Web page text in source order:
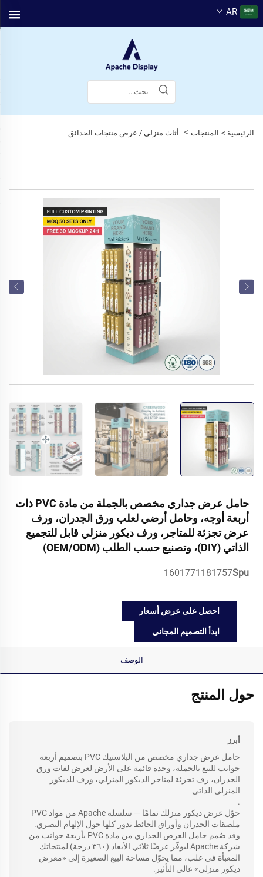
AR
الرئيسية > المنتجات > أثاث منزلي / عرض منتجات الحدائق
حامل عرض جداري مخصص بالجملة من مادة PVC ذات
أربعة أوجه، وحامل أرضي لعلب ورق الجدران، ورف
عرض تجزئة للمتاجر، ورف ديكور منزلي قابل للتجميع
الذاتي (DIY)، وتصنيع حسب الطلب (OEM/ODM)
Spu
1601771181757
احصل على عرض أسعار
ابدأ التصميم المجاني
الوصف
حول المنتج
أبرز
حامل عرض جداري مخصص من البلاستيك PVC بتصميم أربعة
جوانب للبيع بالجملة، وحدة قائمة على الأرض لعرض لفات ورق
الجدران، رف تجزئة لمتاجر الديكور المنزلي، ورف للديكور
المنزلي الذاتي
.
حوّل عرض ديكور منزلك تمامًا — سلسلة Apache من مواد PVC
ملصقات الجدران وأوراق الحائط تدور كلها حول الإلهام البصري.
وقد صُمم حامل العرض الجداري من مادة PVC بأربعة جوانب من
شركة Apache ليوفّر عرضًا ثلاثي الأبعاد (٣٦٠ درجة) لمنتجاتك
المعبأة في علب، مما يحوّل مساحة البيع الصغيرة إلى «معرض
ديكور منزلي» عالي التأثير.